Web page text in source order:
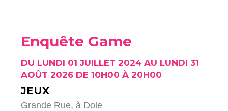
Enquête Game
DU LUNDI 01 JUILLET 2024 AU LUNDI 31
AOÛT 2026 DE 10H00 À 20H00
JEUX
Grande Rue, à Dole